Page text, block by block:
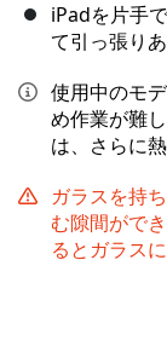
iPadを片手
て引っ張り
使用中のモ
め作業が難
は、さらに
ガラスを持
む隙間がで
るとガラス